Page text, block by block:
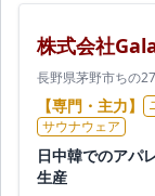
株式会社
長野県茅野市ちの
【専門・主力】
サウナウェア
日中韓でのアパ
生産